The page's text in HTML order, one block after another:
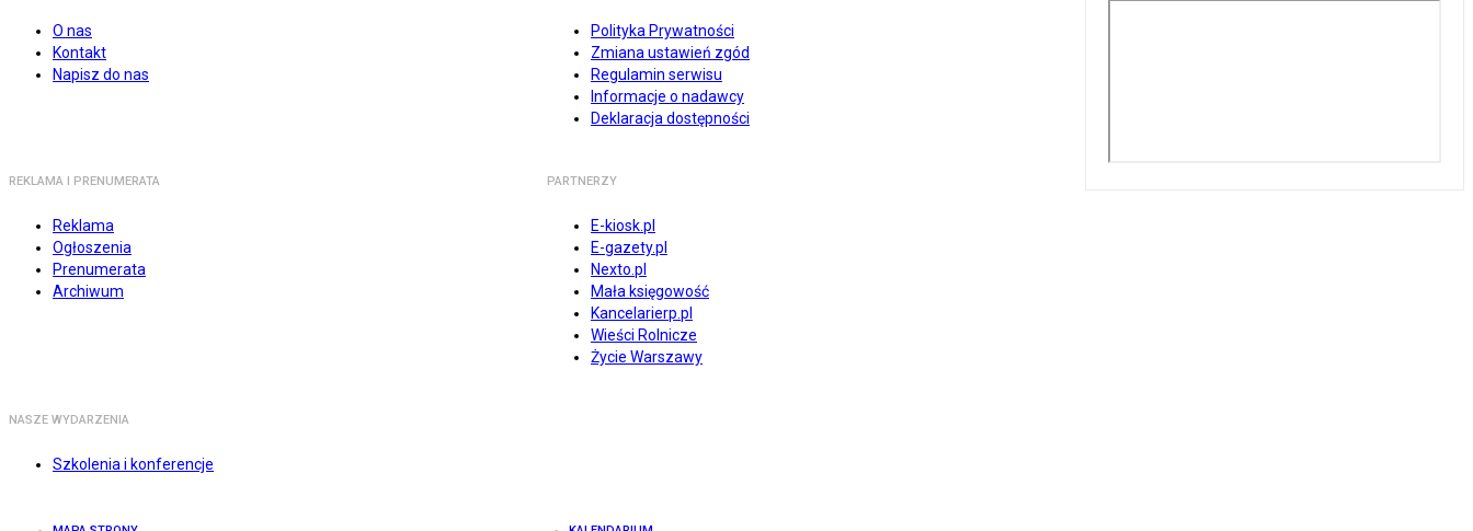
O nas
Kontakt
Napisz do nas
Polityka Prywatności
Zmiana ustawień zgód
Regulamin serwisu
Informacje o nadawcy
Deklaracja dostępności
REKLAMA I PRENUMERATA
Reklama
Ogłoszenia
Prenumerata
Archiwum
PARTNERZY
E-kiosk.pl
E-gazety.pl
Nexto.pl
Mała księgowość
Kancelarierp.pl
Wieści Rolnicze
Życie Warszawy
NASZE WYDARZENIA
Szkolenia i konferencje